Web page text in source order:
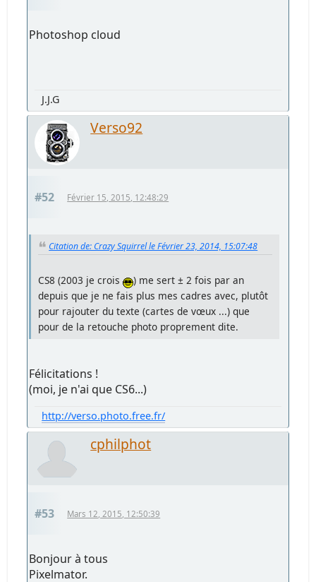
Photoshop cloud
J.J.G
Verso92
#52 Février 15, 2015, 12:48:29
Citation de: Crazy Squirrel le Février 23, 2014, 15:07:48
CS8 (2003 je crois
) me sert ± 2 fois par an
depuis que je ne fais plus mes cadres avec, plutôt
pour rajouter du texte (cartes de vœux ...) que
pour de la retouche photo proprement dite.
Félicitations !
(moi, je n'ai que CS6...)
http://verso.photo.free.fr/
cphilphot
#53 Mars 12, 2015, 12:50:39
Bonjour à tous
Pixelmator.